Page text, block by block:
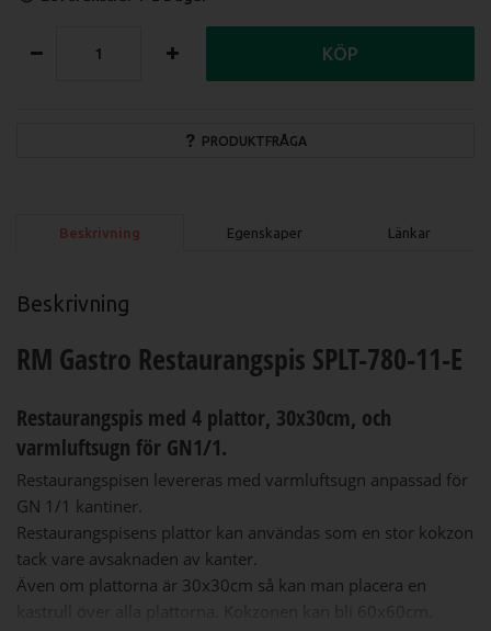
PRODUKTFRÅGA
KÖP
Beskrivning Egenskaper Länkar
Beskrivning
RM Gastro Restaurangspis SPLT-780-11-E
Restaurangspis med 4 plattor, 30x30cm, och
varmluftsugn för GN1/1.
Restaurangspisen levereras med varmluftsugn anpassad för
GN 1/1 kantiner.
Restaurangspisens plattor kan användas som en stor kokzon
tack vare avsaknaden av kanter.
Även om plattorna är 30x30cm så kan man placera en